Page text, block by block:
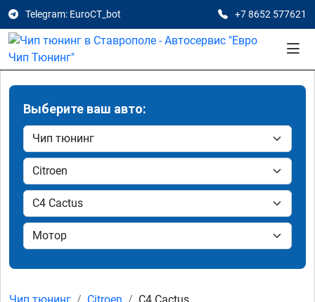
Telegram: EuroCT_bot +7 8652 577621
Выберите ваш авто: